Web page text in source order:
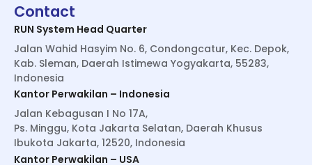
Contact
RUN System Head Quarter
Jalan Wahid Hasyim No. 6, Condongcatur, Kec. Depok,
Kab. Sleman, Daerah Istimewa Yogyakarta, 55283,
Indonesia
Kantor Perwakilan – Indonesia
Jalan Kebagusan I No 17A,
Ps. Minggu, Kota Jakarta Selatan, Daerah Khusus
Ibukota Jakarta, 12520, Indonesia
Kantor Perwakilan – USA